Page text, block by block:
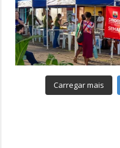
Carregar mais